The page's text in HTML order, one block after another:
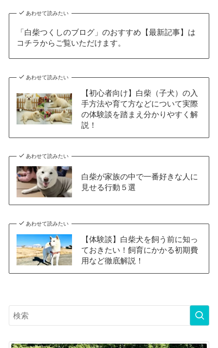
あわせて読みたい
「白柴つくしのブログ」のおすすめ【最新記事】は
コチラからご覧いただけます。
あわせて読みたい
【初心者向け】白柴（子犬）の入
手方法や育て方などについて実際
の体験談を踏まえ分かりやすく解
説！
あわせて読みたい
白柴が家族の中で一番好きな人に
見せる行動５選
あわせて読みたい
【体験談】白柴犬を飼う前に知っ
ておきたい！飼育にかかる初期費
用など徹底解説！